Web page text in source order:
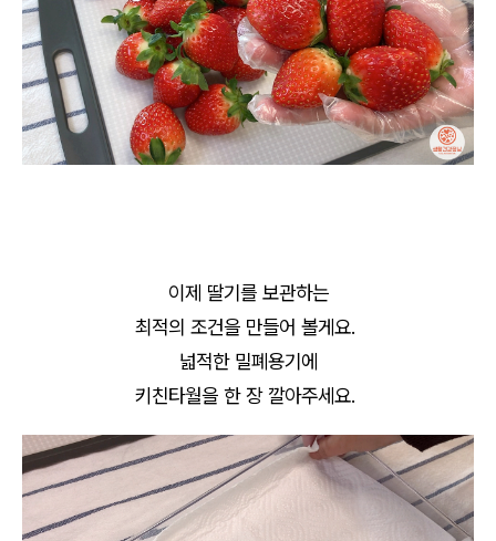
이제 딸기를 보관하는
최적의 조건을 만들어 볼게요.
넓적한 밀폐용기에
키친타월을 한 장 깔아주세요.